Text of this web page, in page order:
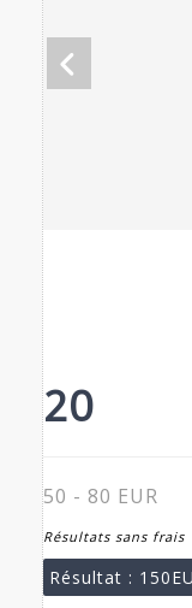
20
50 - 80 EUR
Résultats sans frais
Résultat :